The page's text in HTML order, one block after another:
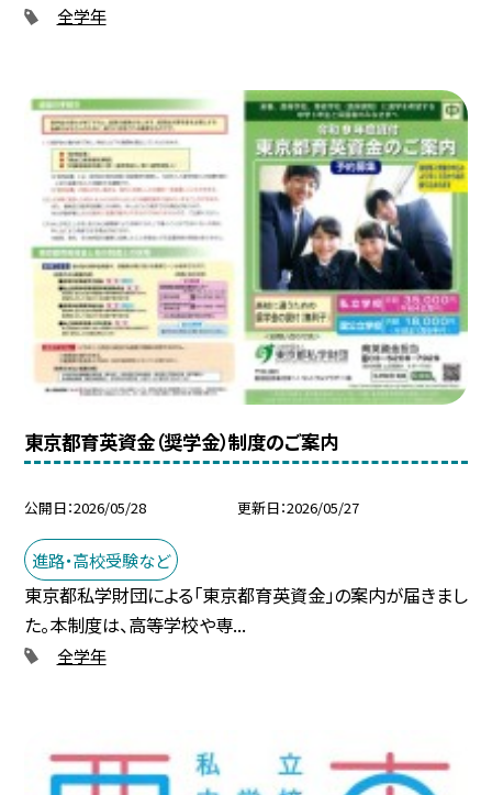
全学年
東京都育英資金（奨学金）制度のご案内
公開日 2026/05/28 更新日 2026/05/27
進路・高校受験など
東京都私学財団による「東京都育英資金」の案内が届きまし
た。本制度は、高等学校や専...
全学年